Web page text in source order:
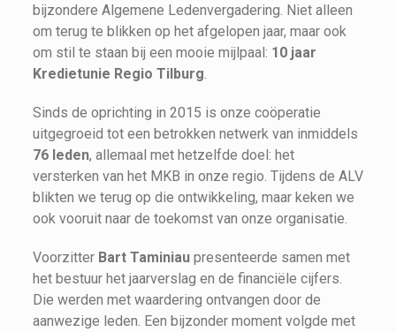
bijzondere Algemene Ledenvergadering. Niet alleen
om terug te blikken op het afgelopen jaar, maar ook
om stil te staan bij een mooie mijlpaal: 10 jaar
Kredietunie Regio Tilburg
Sinds de oprichting in 2015 is onze coöperatie
uitgegroeid tot een betrokken netwerk van inmiddels
76 leden, allemaal met hetzelfde doel: het
versterken van het MKB in onze regio. Tijdens de ALV
blikten we terug op die ontwikkeling, maar keken we
ook vooruit naar de toekomst van onze organisatie.
Voorzitter Bart Taminiaupresenteerde samen met
het bestuur het jaarverslag en de financiële cijfers.
Die werden met waardering ontvangen door de
aanwezige leden. Een bijzonder moment volgde met